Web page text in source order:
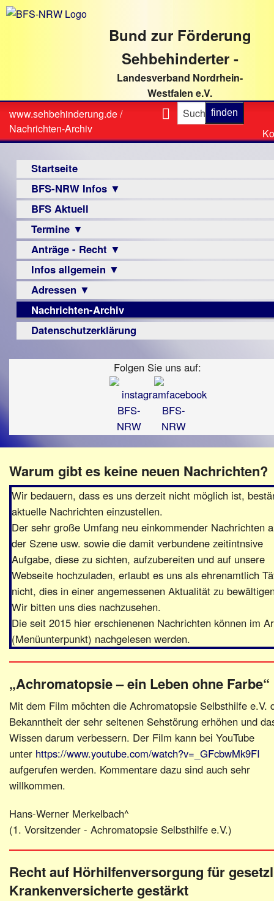
direkt
Bund zur Förderung
Sehbehinderter -
Landesverband Nordrhein-
Westfalen e.V.
Sie
sind
hier
www.sehbehinderung.de/
Nachrichten-Archiv
Suche
Startseite
BFS-NRW Infos ▼
Über
uns
Infomaterial
▼
Visus
Zeitschrift
LPF-
Broschüre
Mac
Berichte
▼
Archiv
Berichte
Vorstand
Satzung
Fördern/Spenden
BFS Aktuell
Termine ▼
Veranstaltungsprogramme
Anträge - Recht ▼
Archiv
Urteile
Infos allgemein ▼
Sehbehinderung
Frühförderung
Schule
–
-
PC
Adressen ▼
Augenoptiker
Berufsbildungswerke
Familienratgeber
Nachrichten-Archiv
Datenschutzerklärung
Folgen Sie uns auf:
Warum gibt es keine neuen Nachrichten?
Wir bedauern, dass es uns derzeit nicht möglich ist,
aktuelle Nachrichten einzustellen.
Der sehr große Umfang neu einkommender Nachrichten
der Szene usw. sowie die damit verbundene zeitintnsive
Aufgabe, diese zu sichten, aufzubereiten und auf unsere
Webseite hochzuladen, erlaubt es uns als ehrenamtlich
nicht, dies in einer angemessenen Aktualität zu
Wir bitten uns dies nachzusehen.
Die seit 2015 hier erschienenen Nachrichten können im
(Menüunterpunkt) nachgelesen werden.
„Achromatopsie – ein Leben ohne Farbe“
Mit dem Film möchten die Achromatopsie Selbsthilfe e.V.
Bekanntheit der sehr seltenen Sehstörung erhöhen und
Wissen darum verbessern. Der Film kann bei YouTube
unter https://www.youtube.com/watch?v=_GFcbwMk9FI
aufgerufen werden. Kommentare dazu sind auch sehr
willkommen.
Hans-Werner Merkelbach^
(1. Vorsitzender - Achromatopsie Selbsthilfe e.V.)
Recht auf Hörhilfenversorgung für
Krankenversicherte gestärkt